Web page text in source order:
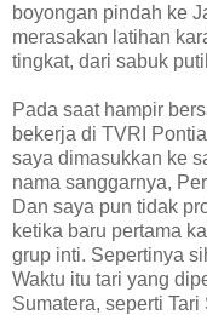
boyongan pindah ke
merasakan latihan
tingkat, dari sabuk
Pada saat hampir
bekerja di TVRI
saya dimasukkan ke
nama sanggarnya,
Dan saya pun tidak
ketika baru pertama
grup inti. Sepertinya
Waktu itu tari yang
Sumatera, seperti